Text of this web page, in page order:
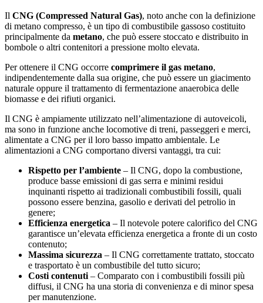
Il CNG (Compressed Natural Gas), noto anche con la definizione
di metano compresso, è un tipo di combustibile gassoso costituito
principalmente da metano, che può essere stoccato e distribuito in
bombole o altri contenitori a pressione molto elevata.
Per ottenere il CNG occorre comprimere il gas metano,
indipendentemente dalla sua origine, che può essere un giacimento
naturale oppure il trattamento di fermentazione anaerobica delle
biomasse e dei rifiuti organici.
Il CNG è ampiamente utilizzato nell’alimentazione di autoveicoli,
ma sono in funzione anche locomotive di treni, passeggeri e merci,
alimentate a CNG per il loro basso impatto ambientale. Le
alimentazioni a CNG comportano diversi vantaggi, tra cui:
Rispetto per l’ambiente – Il CNG, dopo la combustione,
produce basse emissioni di gas serra e minimi residui
inquinanti rispetto ai tradizionali combustibili fossili, quali
possono essere benzina, gasolio e derivati del petrolio in
genere;
Efficienza energetica – Il notevole potere calorifico del CNG
garantisce un’elevata efficienza energetica a fronte di un costo
contenuto;
Massima sicurezza – Il CNG correttamente trattato, stoccato
e trasportato è un combustibile del tutto sicuro;
Costi contenuti – Comparato con i combustibili fossili più
diffusi, il CNG ha una storia di convenienza e di minor spesa
per manutenzione.